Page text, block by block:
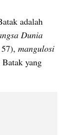
Dunia
mangulosi
yang